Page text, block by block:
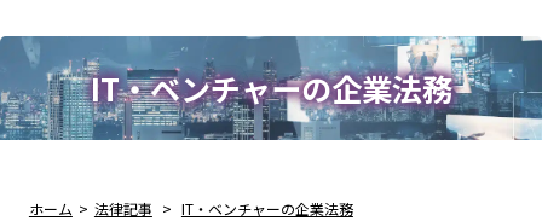
IT・ベンチャーの企業法務
ホーム > 法律記事 > IT・ベンチャーの企業法務